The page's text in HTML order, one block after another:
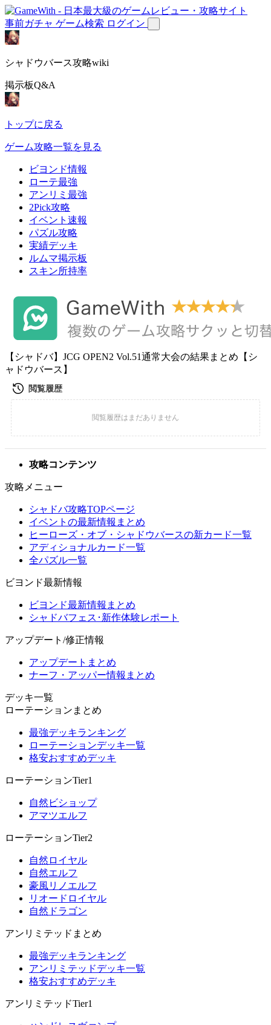
事前ガチャ ゲーム検索 ログイン
シャドウバース攻略wiki
掲示板Q&A
トップに戻る
ゲーム攻略一覧を見る
ビヨンド情報
ローテ最強
アンリミ最強
2Pick攻略
イベント速報
パズル攻略
実績デッキ
ルムマ掲示板
スキン所持率
【シャドバ】JCG OPEN2 Vol.51通常大会の結果まとめ【シ
ャドウバース】
攻略コンテンツ
攻略メニュー
シャドバ攻略TOPページ
イベントの最新情報まとめ
ヒーローズ・オブ・シャドウバースの新カード一覧
アディショナルカード一覧
全パズル一覧
ビヨンド最新情報
ビヨンド最新情報まとめ
シャドバフェス･新作体験レポート
アップデート/修正情報
アップデートまとめ
ナーフ・アッパー情報まとめ
デッキ一覧
ローテーションまとめ
最強デッキランキング
ローテーションデッキ一覧
格安おすすめデッキ
ローテーションTier1
自然ビショップ
アマツエルフ
ローテーションTier2
自然ロイヤル
自然エルフ
豪風リノエルフ
リオードロイヤル
自然ドラゴン
アンリミテッドまとめ
最強デッキランキング
アンリミテッドデッキ一覧
格安おすすめデッキ
アンリミテッドTier1